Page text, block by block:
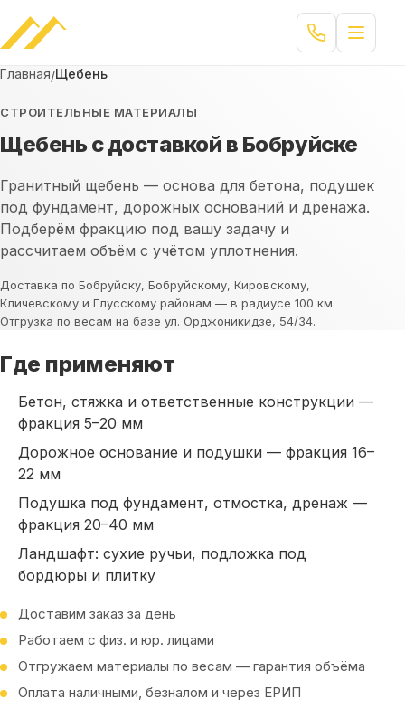
Главная/Щебень
СТРОИТЕЛЬНЫЕ МАТЕРИАЛЫ
Щебень с доставкой в Бобруйске
Гранитный щебень — основа для бетона, подушек
под фундамент, дорожных оснований и дренажа.
Подберём фракцию под вашу задачу и
рассчитаем объём с учётом уплотнения.
Доставка по Бобруйску, Бобруйскому, Кировскому,
Кличевскому и Глусскому районам — в радиусе 100 км.
Отгрузка по весам на базе ул. Орджоникидзе, 54/34.
Где применяют
Бетон, стяжка и ответственные конструкции —
фракция 5–20 мм
Дорожное основание и подушки — фракция 16–
22 мм
Подушка под фундамент, отмостка, дренаж —
фракция 20–40 мм
Ландшафт: сухие ручьи, подложка под
бордюры и плитку
Доставим заказ за день
Работаем с физ. и юр. лицами
Отгружаем материалы по весам — гарантия объёма
Оплата наличными, безналом и через ЕРИП